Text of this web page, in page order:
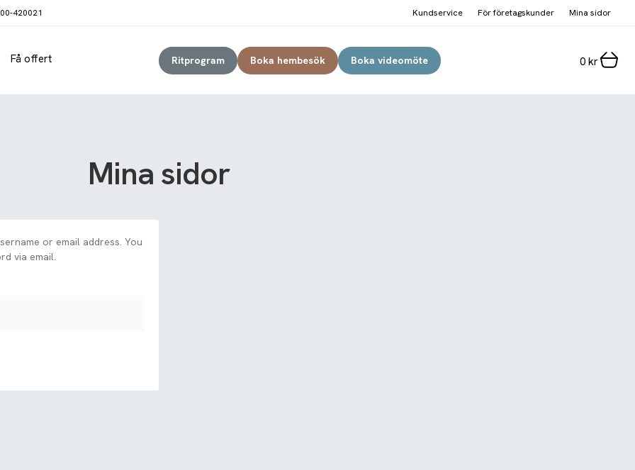
Få offert Ritprogram Boka hembesök Boka videomöte 0 kr
420021 Kundservice För företagskunder Mina sidor
Mina sidor
or email address. You
via email.